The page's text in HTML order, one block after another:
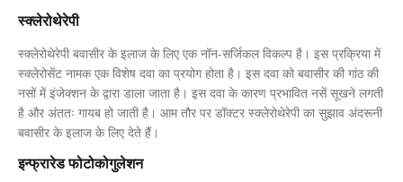
स्क्लेरोथेरेपी
स्क्लेरोथेरेपी बवासीर के इलाज के लिए एक नॉन-सर्जिकल विकल्प है। इस प्रक्रिया में
स्क्लेरोसेंट नामक एक विशेष दवा का प्रयोग होता है। इस दवा को बवासीर की गांठ की
नसों में इंजेक्शन के द्वारा डाला जाता है। इस दवा के कारण प्रभावित नसें सूखने लगती
है और अंततः गायब हो जाती है। आम तौर पर डॉक्टर स्क्लेरोथेरेपी का सुझाव अंदरूनी
बवासीर के इलाज के लिए देते हैं।
इन्फ्रारेड फोटोकोगुलेशन